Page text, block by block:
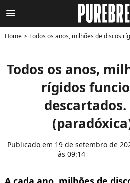
menu
Home Todos os anos, milhões de discos rígidos funcionais
Todos os anos,
rígidos
descartados.
Publicado em 19 de setembro de
às 09:14
A cada ano, milhões de